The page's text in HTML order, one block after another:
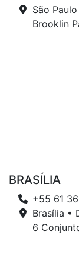
São
Brooklin
BRASÍLIA
+55 61
Brasília •
6